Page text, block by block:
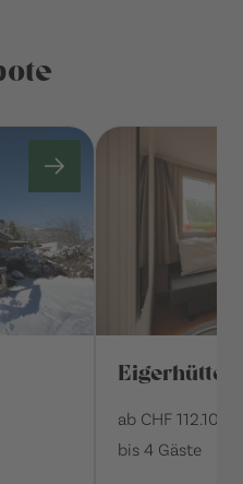
Eigerhütte
ab CHF 112.10
bis 4 Gäste